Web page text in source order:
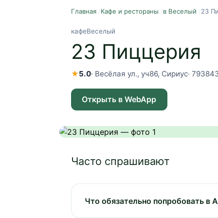
Главная /Кафе и рестораны /в Веселый /23
кафеВеселый
23 Пиццерия
★5.0· Весёлая ул., уч86, Сириус·
Открыть в WebApp
Часто спрашивают
Что обязательно попробовать в